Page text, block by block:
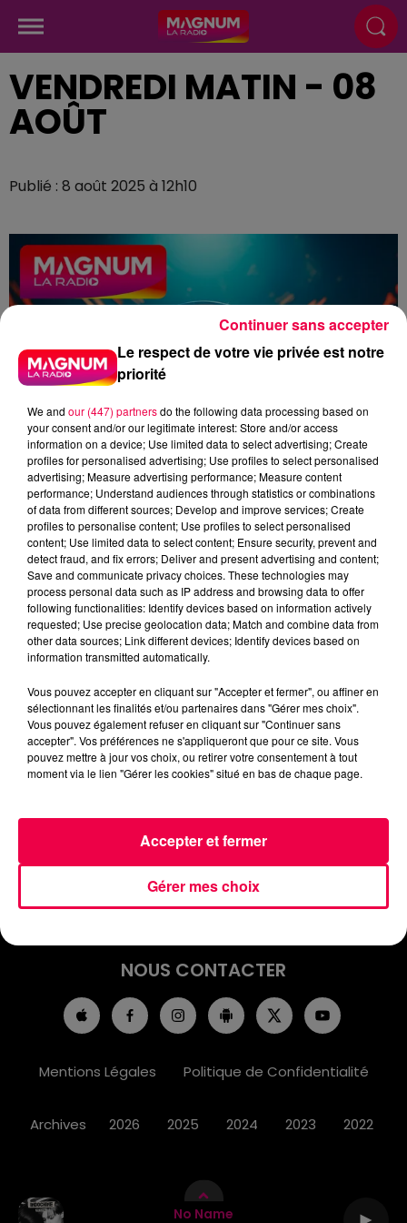
No Name
VENDREDI MATIN - 08
AOÛT
Publié : 8 août 2025 à 12h10
podcasts/2025/08/12h-5.wav
INFOS
EMISSIONS
JEUX
PODCASTS
NOUS CONTACTER
Mentions Légales Politique de Confidentialité
Archives 2026 2025 2024 2023 2022
Le respect de votre vie privée est notre
priorité
We and our (447) partnersdo the following data processing based on
your consent and/or our legitimate interest: Store and/or access
information on a device; Use limited data to select advertising; Create
profiles for personalised advertising; Use profiles to select personalised
advertising; Measure advertising performance; Measure content
performance; Understand audiences through statistics or combinations
of data from different sources; Develop and improve services; Create
profiles to personalise content; Use profiles to select personalised
content; Use limited data to select content; Ensure security, prevent and
detect fraud, and fix errors; Deliver and present advertising and content;
Save and communicate privacy choices. These technologies may
process personal data such as IP address and browsing data to offer
following functionalities: Identify devices based on information actively
requested; Use precise geolocation data; Match and combine data from
other data sources; Link different devices; Identify devices based on
information transmitted automatically.
Vous pouvez accepter en cliquant sur "Accepter et fermer", ou affiner en
sélectionnant les finalités et/ou partenaires dans "Gérer mes choix".
Vous pouvez également refuser en cliquant sur "Continuer sans
accepter". Vos préférences ne s'appliqueront que pour ce site. Vous
pouvez mettre à jour vos choix, ou retirer votre consentement à tout
moment via le lien "Gérer les cookies" situé en bas de chaque page.
Gérer mes choix
Accepter et fermer
Continuer sans accepter